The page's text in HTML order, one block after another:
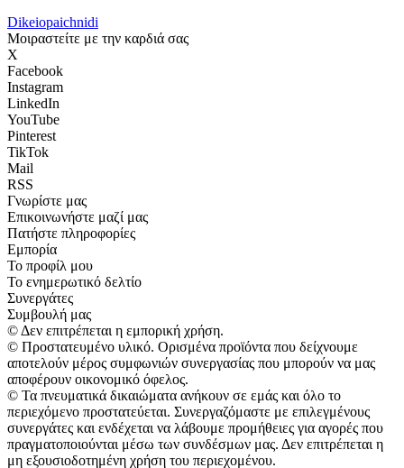
Dikeiopaichnidi
Μοιραστείτε με την καρδιά σας
X
Facebook
Instagram
LinkedIn
YouTube
Pinterest
TikTok
Mail
RSS
Γνωρίστε μας
Επικοινωνήστε μαζί μας
Πατήστε πληροφορίες
Εμπορία
Το προφίλ μου
Το ενημερωτικό δελτίο
Συνεργάτες
Συμβουλή μας
© Δεν επιτρέπεται η εμπορική χρήση.
© Προστατευμένο υλικό. Ορισμένα προϊόντα που δείχνουμε
αποτελούν μέρος συμφωνιών συνεργασίας που μπορούν να μας
αποφέρουν οικονομικό όφελος.
© Τα πνευματικά δικαιώματα ανήκουν σε εμάς και όλο το
περιεχόμενο προστατεύεται. Συνεργαζόμαστε με επιλεγμένους
συνεργάτες και ενδέχεται να λάβουμε προμήθειες για αγορές που
πραγματοποιούνται μέσω των συνδέσμων μας. Δεν επιτρέπεται η
μη εξουσιοδοτημένη χρήση του περιεχομένου.